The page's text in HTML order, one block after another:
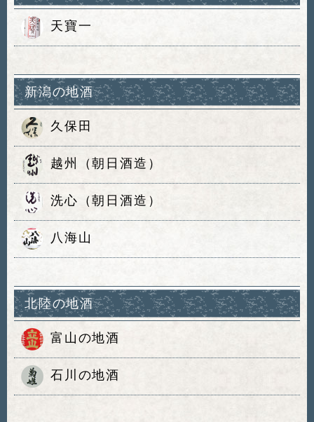
天寶一
新潟の地酒
久保田
越州（朝日酒造）
洗心（朝日酒造）
八海山
北陸の地酒
富山の地酒
石川の地酒